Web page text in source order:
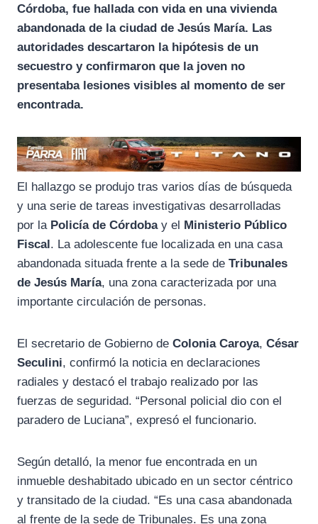
b
o
o
k
g
r
a
m
s
A
p
p
Córdoba, fue hallada con vida en una vivienda
abandonada de la ciudad de Jesús María. Las
autoridades descartaron la hipótesis de un
secuestro y confirmaron que la joven no
presentaba lesiones visibles al momento de ser
encontrada.
El hallazgo se produjo tras varios días de búsqueda
y una serie de tareas investigativas desarrolladas
por la Policía de Córdobay el Ministerio Público
Fiscal. La adolescente fue localizada en una casa
abandonada situada frente a la sede de Tribunales
de Jesús María, una zona caracterizada por una
importante circulación de personas.
El secretario de Gobierno de Colonia Caroya, César
Seculini, confirmó la noticia en declaraciones
radiales y destacó el trabajo realizado por las
fuerzas de seguridad. “Personal policial dio con el
paradero de Luciana”, expresó el funcionario.
Según detalló, la menor fue encontrada en un
inmueble deshabitado ubicado en un sector céntrico
y transitado de la ciudad. “Es una casa abandonada
al frente de la sede de Tribunales. Es una zona